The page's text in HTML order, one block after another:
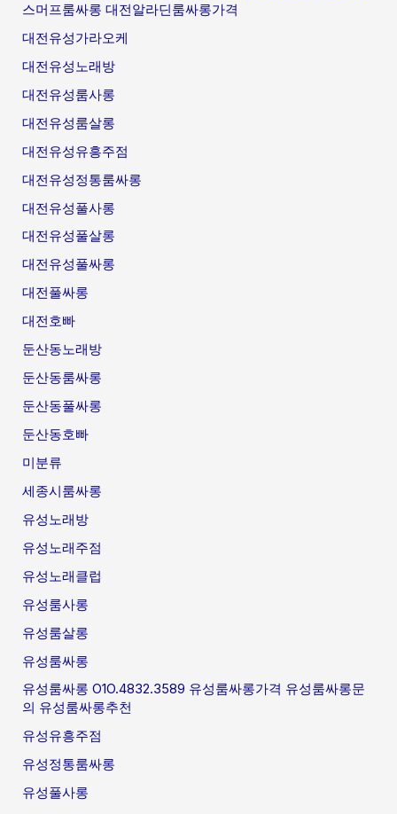
스머프룸싸롱 대전알라딘룸싸롱가격
대전유성가라오케
대전유성노래방
대전유성룸사롱
대전유성룸살롱
대전유성유흥주점
대전유성정통룸싸롱
대전유성풀사롱
대전유성풀살롱
대전유성풀싸롱
대전풀싸롱
대전호빠
둔산동노래방
둔산동룸싸롱
둔산동풀싸롱
둔산동호빠
미분류
세종시룸싸롱
유성노래방
유성노래주점
유성노래클럽
유성룸사롱
유성룸살롱
유성룸싸롱
유성룸싸롱 O1O.4832.3589 유성룸싸롱가격 유성룸싸롱문
의 유성룸싸롱추천
유성유흥주점
유성정통룸싸롱
유성풀사롱